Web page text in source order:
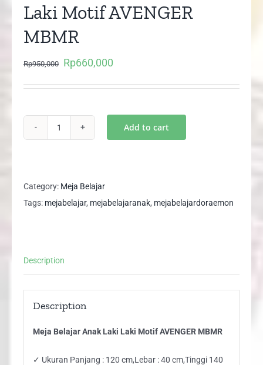
Laki Motif AVENGER
MBMR
Rp950,000
Original
Rp660,000
Laki
Laki
quantity
Add to cart
Category: Meja Belajar
Tags: mejabelajar, mejabelajaranak, mejabelajardoraemon
Description
Description
Meja Belajar Anak Laki Laki Motif AVENGER MBMR
✓ Ukuran Panjang : 120 cm,Lebar : 40 cm,Tinggi 140